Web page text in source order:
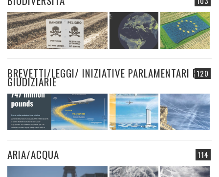
120
BREVETTI/LEGGI/ INIZIATIVE PARLAMENTARI E
GIUDIZIARIE
114
ARIA/ACQUA